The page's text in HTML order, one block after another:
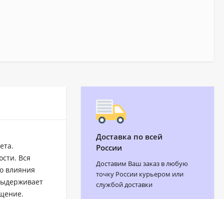
Вся
влияния
Доставка по всей
России
Доставим Ваш заказ в любую
точку России курьером или
службой доставки